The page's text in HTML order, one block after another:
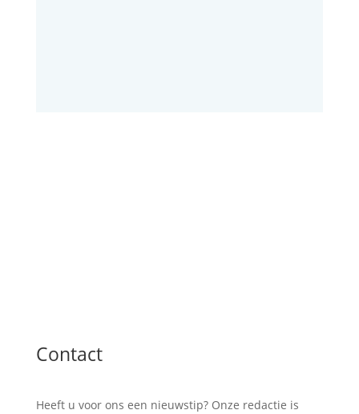
Contact
Heeft u voor ons een nieuwstip? Onze redactie is